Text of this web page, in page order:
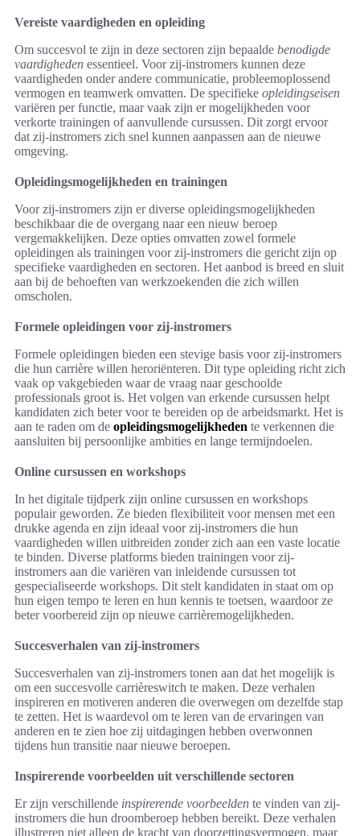
Vereiste vaardigheden en opleiding
Om succesvol te zijn in deze sectoren zijn bepaalde benodigde
vaardigheden essentieel. Voor zij-instromers kunnen deze
vaardigheden onder andere communicatie, probleemoplossend
vermogen en teamwerk omvatten. De specifieke opleidingseisen
variëren per functie, maar vaak zijn er mogelijkheden voor
verkorte trainingen of aanvullende cursussen. Dit zorgt ervoor
dat zij-instromers zich snel kunnen aanpassen aan de nieuwe
omgeving.
Opleidingsmogelijkheden en trainingen
Voor zij-instromers zijn er diverse opleidingsmogelijkheden
beschikbaar die de overgang naar een nieuw beroep
vergemakkelijken. Deze opties omvatten zowel formele
opleidingen als trainingen voor zij-instromers die gericht zijn op
specifieke vaardigheden en sectoren. Het aanbod is breed en sluit
aan bij de behoeften van werkzoekenden die zich willen
omscholen.
Formele opleidingen voor zij-instromers
Formele opleidingen bieden een stevige basis voor zij-instromers
die hun carrière willen heroriënteren. Dit type opleiding richt zich
vaak op vakgebieden waar de vraag naar geschoolde
professionals groot is. Het volgen van erkende cursussen helpt
kandidaten zich beter voor te bereiden op de arbeidsmarkt. Het is
aan te raden om de opleidingsmogelijkheden te verkennen die
aansluiten bij persoonlijke ambities en lange termijndoelen.
Online cursussen en workshops
In het digitale tijdperk zijn online cursussen en workshops
populair geworden. Ze bieden flexibiliteit voor mensen met een
drukke agenda en zijn ideaal voor zij-instromers die hun
vaardigheden willen uitbreiden zonder zich aan een vaste locatie
te binden. Diverse platforms bieden trainingen voor zij-
instromers aan die variëren van inleidende cursussen tot
gespecialiseerde workshops. Dit stelt kandidaten in staat om op
hun eigen tempo te leren en hun kennis te toetsen, waardoor ze
beter voorbereid zijn op nieuwe carrièremogelijkheden.
Succesverhalen van zij-instromers
Succesverhalen van zij-instromers tonen aan dat het mogelijk is
om een succesvolle carrièreswitch te maken. Deze verhalen
inspireren en motiveren anderen die overwegen om dezelfde stap
te zetten. Het is waardevol om te leren van de ervaringen van
anderen en te zien hoe zij uitdagingen hebben overwonnen
tijdens hun transitie naar nieuwe beroepen.
Inspirerende voorbeelden uit verschillende sectoren
Er zijn verschillende inspirerende voorbeelden te vinden van zij-
instromers die hun droomberoep hebben bereikt. Deze verhalen
illustreren niet alleen de kracht van doorzettingsvermogen, maar